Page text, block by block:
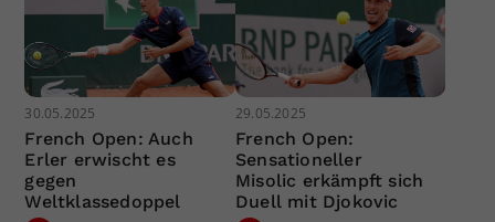
30.05.2025
French Open: Auch
Erler erwischt es
gegen
Weltklassedoppel
29.05.2025
French Open:
Sensationeller
Misolic erkämpft sich
Duell mit Djokovic